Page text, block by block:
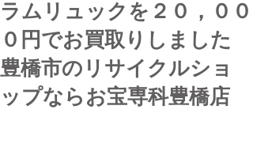
ラムリュックを２０，００
０円でお買取りしました
豊橋市のリサイクルショ
ップならお宝専科豊橋店